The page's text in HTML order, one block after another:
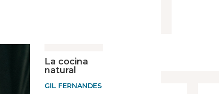
La cocina
natural
GIL FERNANDES